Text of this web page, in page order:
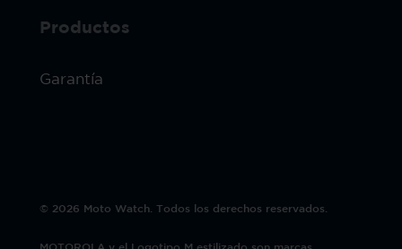
Productos
Garantía
© 2026 Moto Watch. Todos los derechos reservados.